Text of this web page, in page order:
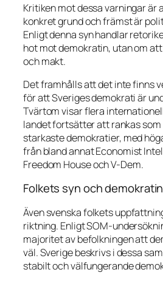
Kritiken mot dessa varningar är
konkret grund och främst är
Enligt denna syn handlar
hot mot demokratin, utan om
och makt.
Det framhålls att det inte finns
för att Sveriges demokrati är
Tvärtom visar flera
landet fortsätter att rankas som
starkaste demokratier, med
från bland annat Economist
Freedom House och V-Dem.
Folkets syn och
Även svenska folkets
riktning. Enligt SOM-
majoritet av befolkningen att
väl. Sverige beskrivs i dessa
stabilt och välfungerande